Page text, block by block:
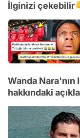
İlginizi
Wanda Nara'nın
hakkındaki